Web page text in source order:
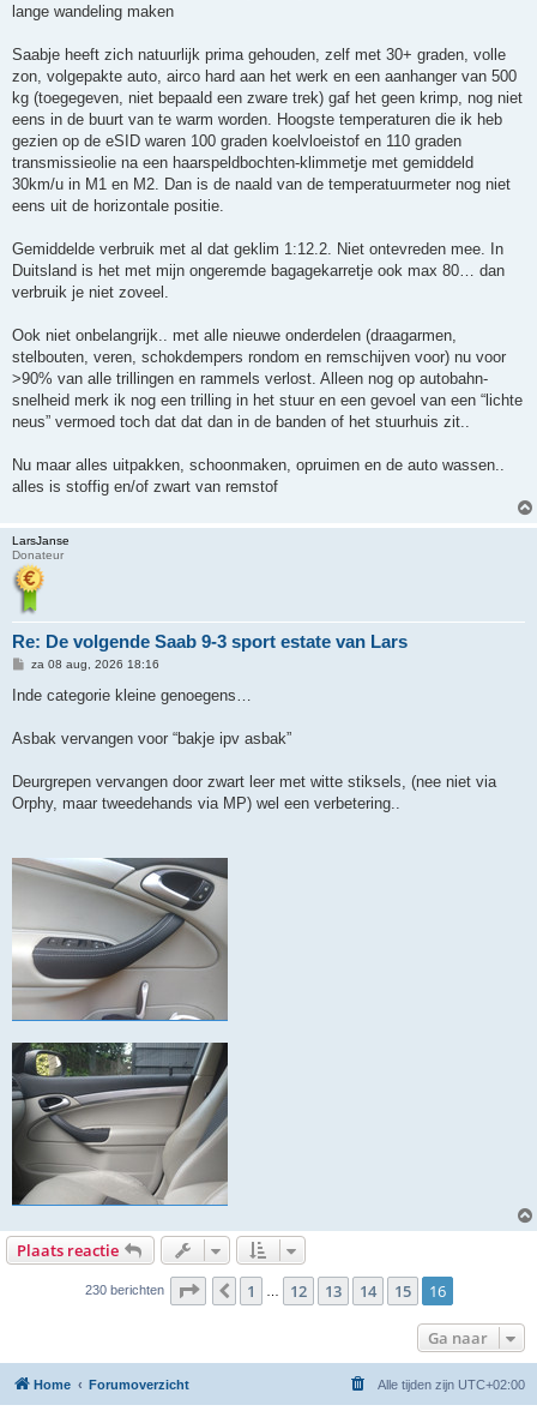
lange wandeling maken
Saabje heeft zich natuurlijk prima gehouden, zelf met 30+ graden, volle
zon, volgepakte auto, airco hard aan het werk en een aanhanger van 500
kg (toegegeven, niet bepaald een zware trek) gaf het geen krimp, nog niet
eens in de buurt van te warm worden. Hoogste temperaturen die ik heb
gezien op de eSID waren 100 graden koelvloeistof en 110 graden
transmissieolie na een haarspeldbochten-klimmetje met gemiddeld
30km/u in M1 en M2. Dan is de naald van de temperatuurmeter nog niet
eens uit de horizontale positie.
Gemiddelde verbruik met al dat geklim 1:12.2. Niet ontevreden mee. In
Duitsland is het met mijn ongeremde bagagekarretje ook max 80… dan
verbruik je niet zoveel.
Ook niet onbelangrijk.. met alle nieuwe onderdelen (draagarmen,
stelbouten, veren, schokdempers rondom en remschijven voor) nu voor
>90% van alle trillingen en rammels verlost. Alleen nog op autobahn-
snelheid merk ik nog een trilling in het stuur en een gevoel van een “lichte
neus” vermoed toch dat dat dan in de banden of het stuurhuis zit..
Nu maar alles uitpakken, schoonmaken, opruimen en de auto wassen..
alles is stoffig en/of zwart van remstof
LarsJanse
Donateur
Re: De volgende Saab 9-3 sport estate van Lars
B
r
h
za 08 aug, 2026 18:16
Inde categorie kleine genoegens…
Asbak vervangen voor “bakje ipv asbak”
Deurgrepen vervangen door zwart leer met witte stiksels, (nee niet via
Orphy, maar tweedehands via MP) wel een verbetering..
Plaats reactie
230 berichten Pagina 16van16
Vorige
1 12 13 14 15 16
Ga naar
Home Forumoverzicht Alle tijden zijn UTC+02:00